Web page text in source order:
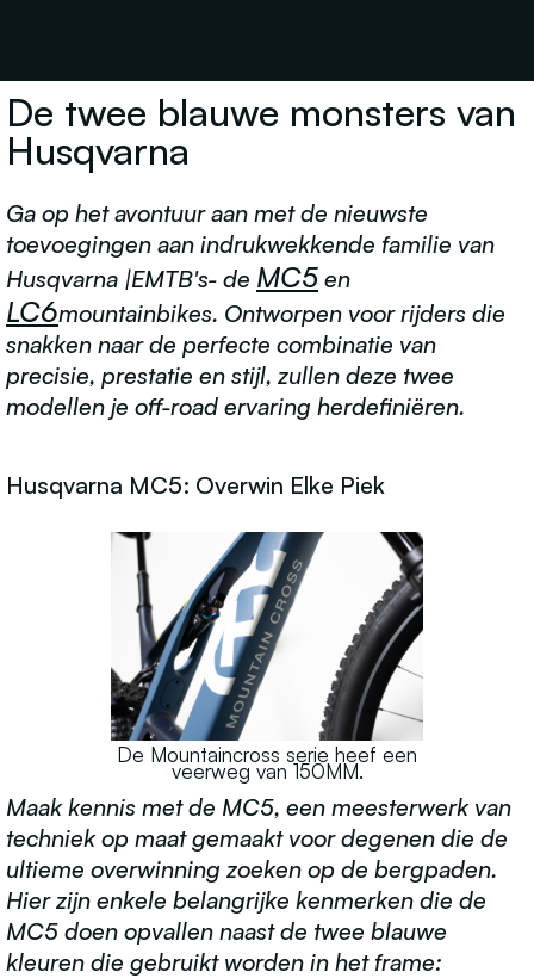
De twee blauwe monsters van
Husqvarna
Ga op het avontuur aan met de nieuwste
toevoegingen aan indrukwekkende familie van
Husqvarna |EMTB's- de MC5 en
LC6mountainbikes. Ontworpen voor rijders die
snakken naar de perfecte combinatie van
precisie, prestatie en stijl, zullen deze twee
modellen je off-road ervaring herdefiniëren.
Husqvarna MC5: Overwin Elke Piek
De Mountaincross serie heef een
veerweg van 150MM.
Maak kennis met de MC5, een meesterwerk van
techniek op maat gemaakt voor degenen die de
ultieme overwinning zoeken op de bergpaden.
Hier zijn enkele belangrijke kenmerken die de
MC5 doen opvallen naast de twee blauwe
kleuren die gebruikt worden in het frame: